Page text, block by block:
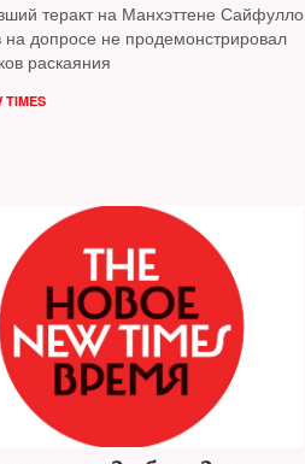
теракт на Манхэттене Сайфулло
допросе не продемонстрировал
раскаяния
TIMES